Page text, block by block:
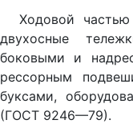
Ходовой
двухосные
боковыми и
рессорным
буксами,
(ГОСТ 9246—79).